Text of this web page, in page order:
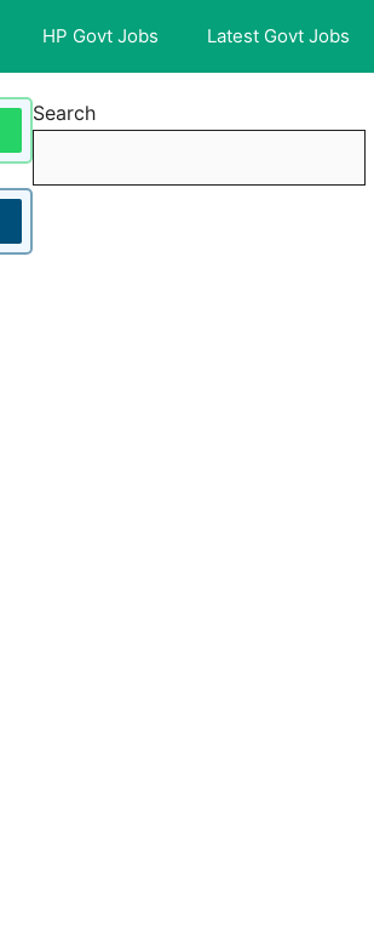
HP Govt Jobs Latest Govt Jobs
Search